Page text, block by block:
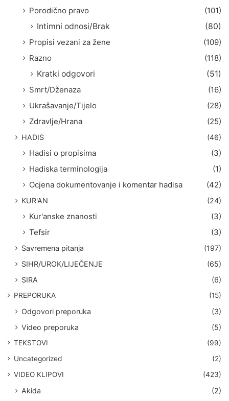
Porodično pravo
(101)
Intimni odnosi/Brak
(80)
Propisi vezani za žene
(109)
Razno
(118)
Kratki odgovori
(51)
Smrt/Dženaza
(16)
Ukrašavanje/Tijelo
(28)
Zdravlje/Hrana
(25)
HADIS (46)
Hadisi o propisima
(3)
Hadiska terminologija
(1)
Ocjena dokumentovanje i komentar hadisa
(42)
KUR'AN (24)
Kur'anske znanosti
(3)
Tefsir
(3)
Savremena pitanja
(197)
SIHR/UROK/LIJEČENJE
(65)
SIRA
(6)
PREPORUKA (15)
Odgovori preporuka
(3)
Video preporuka
(5)
TEKSTOVI
(99)
Uncategorized
(2)
VIDEO KLIPOVI
(423)
Akida
(2)